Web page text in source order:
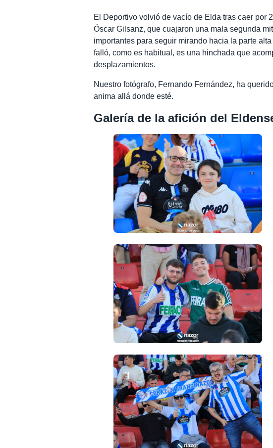
El Deportivo volvió de vacío de Elda tras caer por
Óscar Gilsanz, que cuajaron una mala segunda
importantes para seguir mirando hacia la parte
falló, como es habitual, es una hinchada que
desplazamientos.
Nuestro fotógrafo, Fernando Fernández, ha
anima allá donde esté.
Galería de la afición del